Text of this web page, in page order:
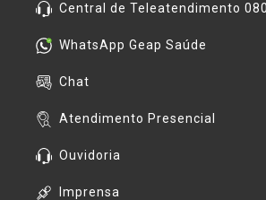
Central de Teleatendimento
WhatsApp Geap Saúde
Chat
Atendimento Presencial
Ouvidoria
Imprensa